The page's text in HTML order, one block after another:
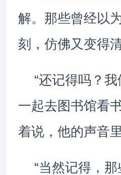
解。那些曾经以
刻，仿佛又变得
“还记得吗？
一起去图书馆看
着说，他的声音
“当然记得，